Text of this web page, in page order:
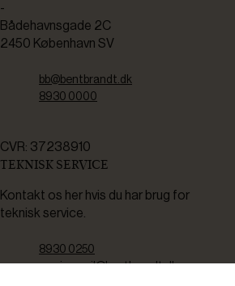
-
Bådehavnsgade 2C
2450 København SV
bb@bentbrandt.dk
8930 0000
CVR: 37238910
TEKNISK SERVICE
Kontakt os her hvis du har brug for
teknisk service.
8930 0250
servicemail@bentbrandt.dk